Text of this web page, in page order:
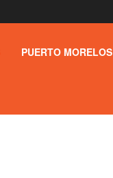
PUERTO MORELOS